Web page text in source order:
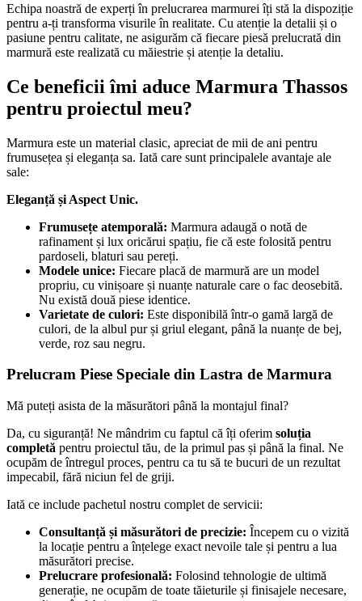
Echipa noastră de experți în prelucrarea marmurei îți stă la dispoziție
pentru a-ți transforma visurile în realitate. Cu atenție la detalii și o
pasiune pentru calitate, ne asigurăm că fiecare piesă prelucrată din
marmură este realizată cu măiestrie și atenție la detaliu.
Ce beneficii îmi aduce Marmura Thassos
pentru proiectul meu?
Marmura este un material clasic, apreciat de mii de ani pentru
frumusețea și eleganța sa. Iată care sunt principalele avantaje ale
sale:
Eleganță și Aspect Unic.
Frumusețe atemporală: Marmura adaugă o notă de
rafinament și lux oricărui spațiu, fie că este folosită pentru
pardoseli, blaturi sau pereți.
Modele unice: Fiecare placă de marmură are un model
propriu, cu vinișoare și nuanțe naturale care o fac deosebită.
Nu există două piese identice.
Varietate de culori: Este disponibilă într-o gamă largă de
culori, de la albul pur și griul elegant, până la nuanțe de bej,
verde, roz sau negru.
Prelucram Piese Speciale din Lastra de Marmura
Mă puteți asista de la măsurători până la montajul final?
Da, cu siguranță! Ne mândrim cu faptul că îți oferim soluția
completă pentru proiectul tău, de la primul pas și până la final. Ne
ocupăm de întregul proces, pentru ca tu să te bucuri de un rezultat
impecabil, fără niciun fel de griji.
Iată ce include pachetul nostru complet de servicii:
Consultanță și măsurători de precizie: Începem cu o vizită
la locație pentru a înțelege exact nevoile tale și pentru a lua
măsurători precise.
Prelucrare profesională: Folosind tehnologie de ultimă
generație, ne ocupăm de toate tăieturile și finisajele necesare,